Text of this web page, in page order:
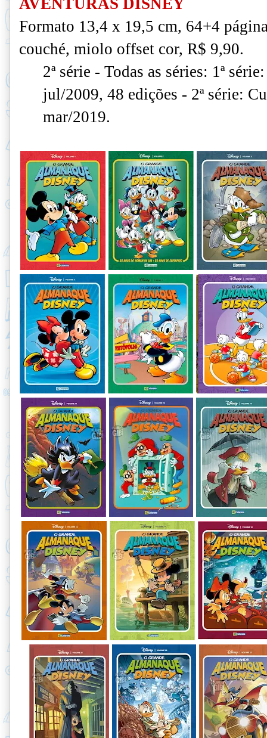
Formato 13,4 x 19,5 cm, 64+4
couché, miolo offset cor, R$ 9,90.
2ª série - Todas as séries: 1ª
jul/2009, 48 edições - 2ª série:
mar/2019.